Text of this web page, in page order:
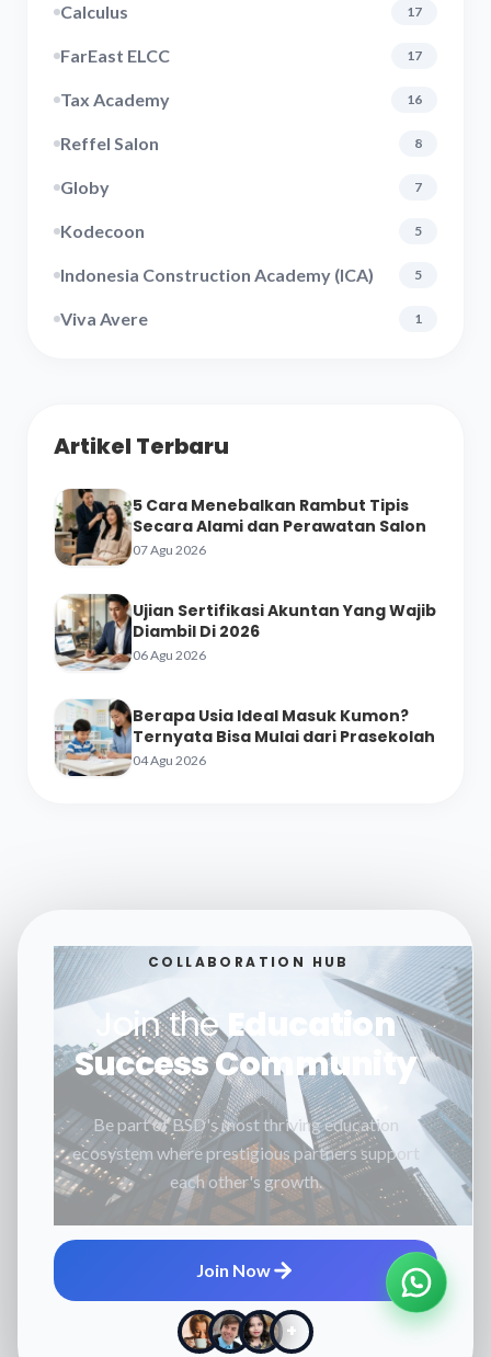
Calculus 17
FarEast ELCC 17
Tax Academy 16
Reffel Salon 8
Globy 7
Kodecoon 5
Indonesia Construction Academy (ICA) 5
Viva Avere 1
Artikel Terbaru
5 Cara Menebalkan Rambut Tipis
Secara Alami dan Perawatan Salon
07 Agu 2026
Ujian Sertifikasi Akuntan Yang Wajib
Diambil Di 2026
06 Agu 2026
Berapa Usia Ideal Masuk Kumon?
Ternyata Bisa Mulai dari Prasekolah
04 Agu 2026
COLLABORATION HUB
Join theEducation
Success Community
Be part of BSD's most thriving education
ecosystem where prestigious partners support
each other's growth.
Join Now
+